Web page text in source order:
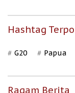
Hashtag
G20 Papua
Ragam Berita